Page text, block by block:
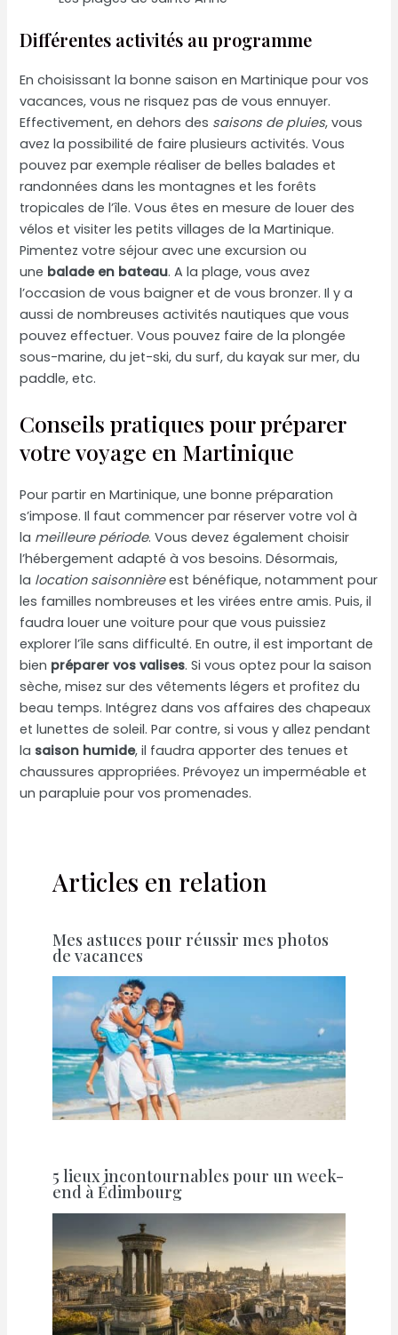
Différentes activités au programme
En choisissant la bonne saison en Martinique pour vos
vacances, vous ne risquez pas de vous ennuyer.
Effectivement, en dehors des saisons de pluies, vous
avez la possibilité de faire plusieurs activités. Vous
pouvez par exemple réaliser de belles balades et
randonnées dans les montagnes et les forêts
tropicales de l’île. Vous êtes en mesure de louer des
vélos et visiter les petits villages de la Martinique.
Pimentez votre séjour avec une excursion ou
une balade en bateau. A la plage, vous avez
l’occasion de vous baigner et de vous bronzer. Il y a
aussi de nombreuses activités nautiques que vous
pouvez effectuer. Vous pouvez faire de la plongée
sous-marine, du jet-ski, du surf, du kayak sur mer, du
paddle, etc.
Conseils pratiques pour préparer
votre voyage en Martinique
Pour partir en Martinique, une bonne préparation
s’impose. Il faut commencer par réserver votre vol à
la meilleure période. Vous devez également choisir
l’hébergement adapté à vos besoins. Désormais,
la location saisonnièreest bénéfique, notamment pour
les familles nombreuses et les virées entre amis. Puis, il
faudra louer une voiture pour que vous puissiez
explorer l’île sans difficulté. En outre, il est important de
bien préparer vos valises. Si vous optez pour la saison
sèche, misez sur des vêtements légers et profitez du
beau temps. Intégrez dans vos affaires des chapeaux
et lunettes de soleil. Par contre, si vous y allez pendant
la saison humide, il faudra apporter des tenues et
chaussures appropriées. Prévoyez un imperméable et
un parapluie pour vos promenades.
Articles en relation
Mes astuces pour réussir mes photos
de vacances
5 lieux incontournables pour un week-
end à Édimbourg